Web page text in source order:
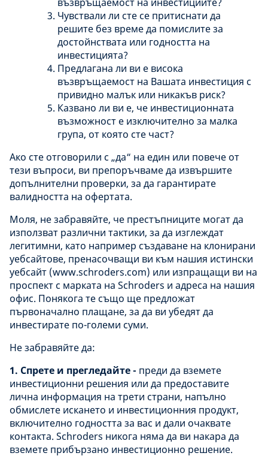
Чувствали ли сте се притиснати да
решите без време да помислите за
достойнствата или годността на
инвестицията?
Предлагана ли ви е висока
възвръщаемост на Вашата инвестиция с
привидно малък или никакъв риск?
Казвано ли ви е, че инвестиционната
възможност е изключително за малка
група, от която сте част?
Ако сте отговорили с „да“ на един или повече от
тези въпроси, ви препоръчваме да извършите
допълнителни проверки, за да гарантирате
валидността на офертата.
Моля, не забравяйте, че престъпниците могат да
използват различни тактики, за да изглеждат
легитимни, като например създаване на клонирани
уебсайтове, пренасочващи ви към нашия истински
уебсайт (www.schroders.com) или изпращащи ви на
проспект с марката на Schroders и адреса на нашия
офис. Понякога те също ще предложат
първоначално плащане, за да ви убедят да
инвестирате по-големи суми.
Не забравяйте да:
1. Спрете и прегледайте - преди да вземете
инвестиционни решения или да предоставите
лична информация на трети страни, напълно
обмислете искането и инвестиционния продукт,
включително годността за вас и дали очаквате
контакта. Schroders никога няма да ви накара да
вземете прибързано инвестиционно решение.